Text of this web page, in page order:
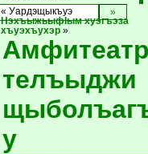
« Уардэщыкъуэ
НэхъыжьыфIым хуэгъэза
хъуэхъухэр »
телъыджи
у